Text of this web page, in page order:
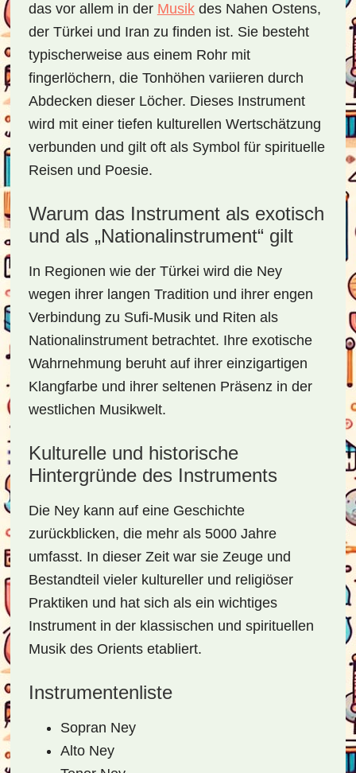
das vor allem in der Musikdes Nahen Ostens,
der Türkei und Iran zu finden ist. Sie besteht
typischerweise aus einem Rohr mit
fingerlöchern, die Tonhöhen variieren durch
Abdecken dieser Löcher. Dieses Instrument
wird mit einer tiefen kulturellen Wertschätzung
verbunden und gilt oft als Symbol für spirituelle
Reisen und Poesie.
Warum das Instrument als exotisch
und als „Nationalinstrument“ gilt
In Regionen wie der Türkei wird die Ney
wegen ihrer langen Tradition und ihrer engen
Verbindung zu Sufi-Musik und Riten als
Nationalinstrument betrachtet. Ihre exotische
Wahrnehmung beruht auf ihrer einzigartigen
Klangfarbe und ihrer seltenen Präsenz in der
westlichen Musikwelt.
Kulturelle und historische
Hintergründe des Instruments
Die Ney kann auf eine Geschichte
zurückblicken, die mehr als 5000 Jahre
umfasst. In dieser Zeit war sie Zeuge und
Bestandteil vieler kultureller und religiöser
Praktiken und hat sich als ein wichtiges
Instrument in der klassischen und spirituellen
Musik des Orients etabliert.
Instrumentenliste
Sopran Ney
Alto Ney